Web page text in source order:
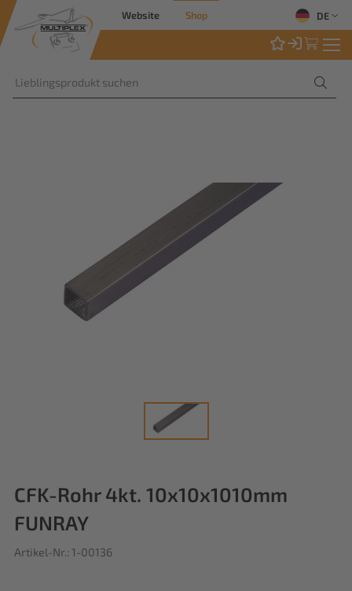
Website Shop DE
CFK-Rohr 4kt. 10x10x1010mm
FUNRAY
Artikel-Nr.: 1-00136